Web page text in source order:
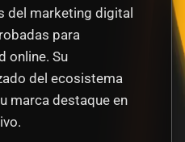
del marketing digital
para
online. Su
del ecosistema
marca destaque en